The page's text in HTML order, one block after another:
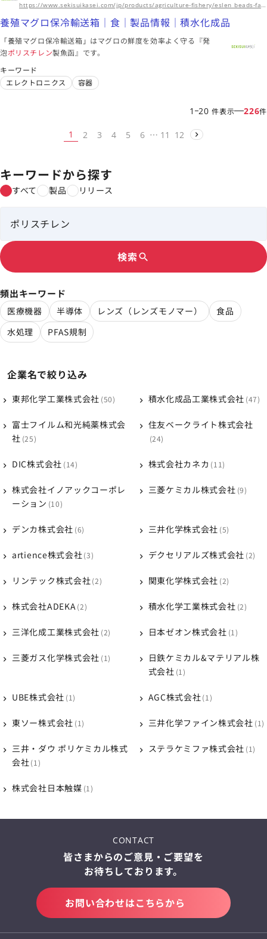
https://www.sekisuikasei.com/jp/products/agriculture-fishery/eslen_beads-farm_raised_tuna_box/
養殖マグロ保冷輸送箱｜食｜製品情報｜積水化成品
「養殖マグロ保冷輸送箱」はマグロの鮮度を効率よく守る『発
泡ポリスチレン製魚函』です。
キーワード
エレクトロニクス
容器
1 20 件表示 226件
1 2 3 4 5 6 … 11 12
企業名で絞り込み
東邦化学工業株式会社 50 積水化成品工業株式会社 47
富士フイルム和光純薬株式会
社 25
住友ベークライト株式会社
24
DIC株式会社 14 株式会社カネカ 11
株式会社イノアックコーポレ
ーション 10
三菱ケミカル株式会社 9
デンカ株式会社 6 三井化学株式会社 5
artience株式会社 3 デクセリアルズ株式会社 2
リンテック株式会社 2 関東化学株式会社 2
株式会社ADEKA 2 積水化学工業株式会社 2
三洋化成工業株式会社 2 日本ゼオン株式会社 1
三菱ガス化学株式会社 1
日鉄ケミカル&マテリアル株
式会社 1
UBE株式会社 1 AGC株式会社 1
東ソー株式会社 1 三井化学ファイン株式会社 1
三井・ダウ ポリケミカル株式
会社 1
ステラケミファ株式会社 1
株式会社日本触媒 1
キーワードから探す
すべて 製品 リリース
検索 search
頻出キーワード
医療機器 半導体 レンズ（レンズモノマー）
食品
水処理
PFAS規制
CONTACT
皆さまからのご意見・ご要望を
お待ちしております。
お問い合わせはこちらから